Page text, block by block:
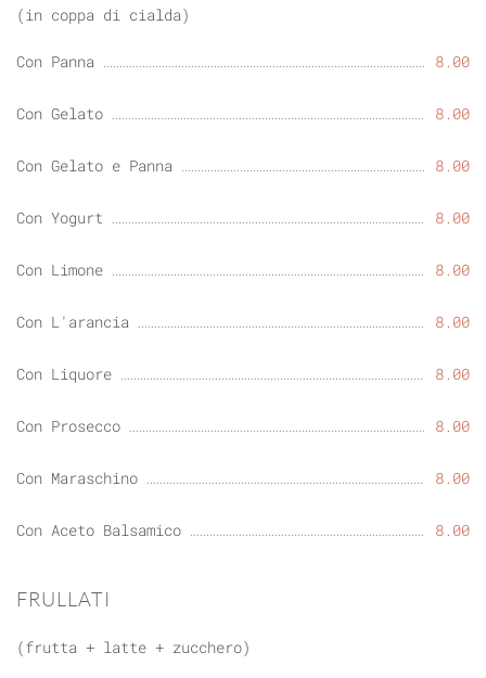
(in coppa di cialda)
Con Panna 8.00
Con Gelato 8.00
Con Gelato e Panna 8.00
Con Yogurt 8.00
Con Limone 8.00
Con L'arancia 8.00
Con Liquore 8.00
Con Prosecco 8.00
Con Maraschino 8.00
Con Aceto Balsamico 8.00
FRULLATI
(frutta + latte + zucchero)